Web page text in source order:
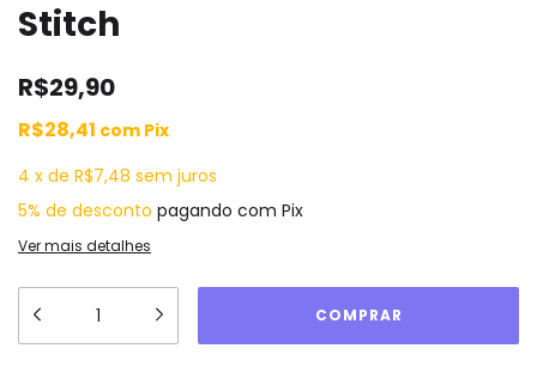
Stitch
R$29,90
R$28,41 com Pix
4 x de R$7,48 sem juros
5% de desconto pagando com Pix
Ver mais detalhes